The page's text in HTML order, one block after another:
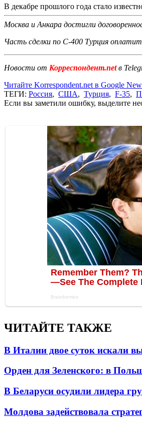
В декабре прошлого года стало
Москва и Анкара достигли
Часть сделки по С-400 Турция
Новости от Корреспондент.netв
Читайте Korrespondent.net в Google
ТЕГИ: Россия, США, Турция, F-35,
Если вы заметили ошибку, выделите
ЧИТАЙТЕ ТАКЖЕ
В Италии двое суток искали
Орден для Зеленского: в
В Беларуси осудили лидера
Молдова задействовала